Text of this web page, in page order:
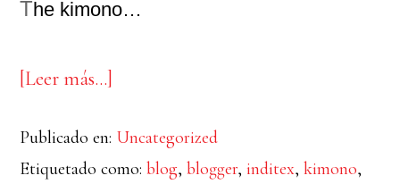
The kimono…
[Leer más…]
Kimono
Publicado en: Uncategorized
Etiquetado como:blog,blogger,inditex,kimono,